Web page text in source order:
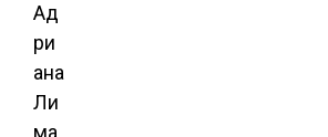
Ад
ри
ана
Ли
ма